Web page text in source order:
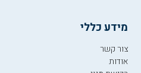
מידע כללי
צור קשר
אודות